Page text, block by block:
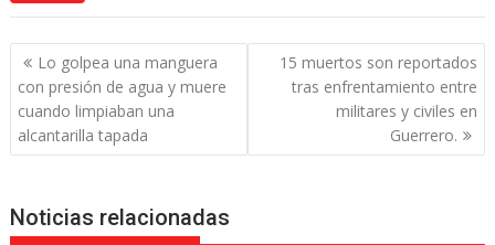
Navegación
de
entradas
Lo golpea una manguera
con presión de agua y muere
cuando limpiaban una
alcantarilla tapada
15 muertos son reportados
tras enfrentamiento entre
militares y civiles en
Guerrero.
Noticias relacionadas